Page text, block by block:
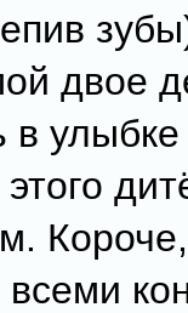
двое
в